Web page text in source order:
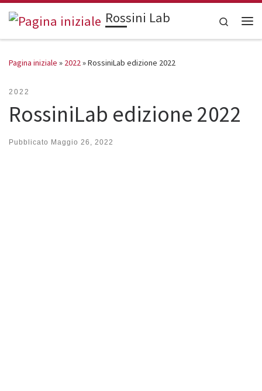
Skip to content Rossini Lab
Search
Pagina iniziale » 2022»RossiniLab edizione 2022
2022
RossiniLab edizione 2022
Pubblicato Maggio 26, 2022